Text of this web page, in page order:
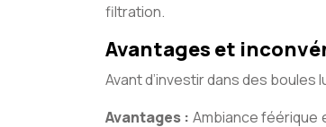
filtration.
Avantages et
Avant d’investir dans des
Avantages : Ambiance féérique